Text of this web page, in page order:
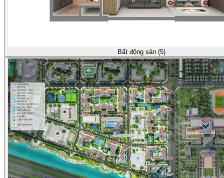
Bất động sản (5)